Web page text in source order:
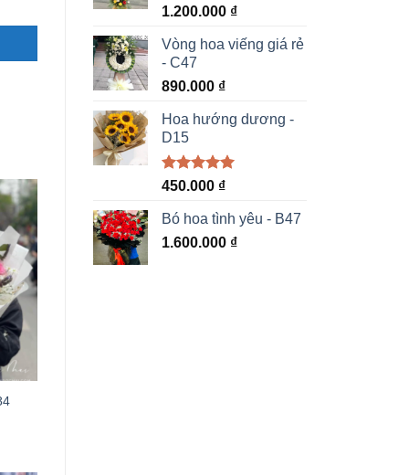
Được xếp
5 sao
1.200.000 ₫
Vòng hoa viếng giá rẻ
- C47
890.000 ₫
Hoa hướng dương -
D15
Được xếp
5 sao
450.000 ₫
Bó hoa tình yêu - B47
1.600.000 ₫